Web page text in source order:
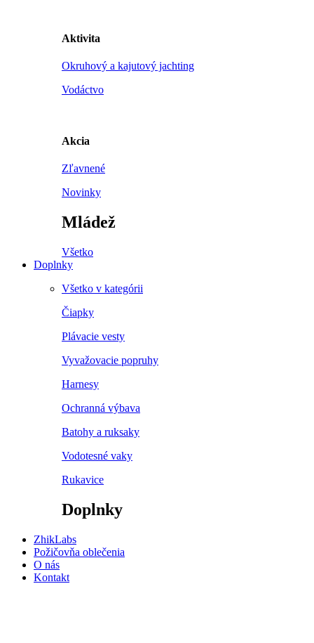
Aktivita
Okruhový a kajutový jachting
Vodáctvo
Akcia
Zľavnené
Novinky
Mládež
Všetko
Doplnky
Všetko v kategórii
Čiapky
Plávacie vesty
Vyvažovacie popruhy
Harnesy
Ochranná výbava
Batohy a ruksaky
Vodotesné vaky
Rukavice
Doplnky
ZhikLabs
Požičovňa oblečenia
O nás
Kontakt